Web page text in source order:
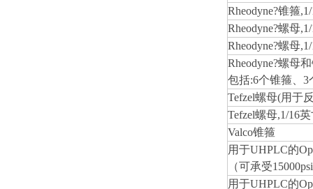
Rheodyne?锥箍
Rheodyne?螺母
Rheodyne?螺母
Rheodyne?螺母
包括:6个锥箍、
Tefzel螺母(用于
Tefzel螺母,1/16
Valco锥箍
用于UHPLC的
（可承受
用于UHPLC的